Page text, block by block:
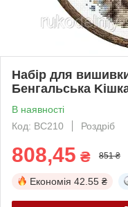
Набір для
Бенгальська
В наявності
Код: BC210
Роздріб
808,45 ₴ 851 ₴
Економія 42.55 ₴